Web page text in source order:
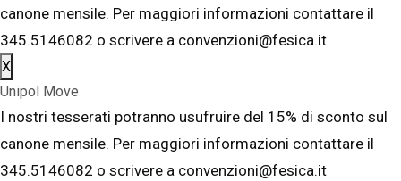
canone mensile. Per maggiori informazioni contattare il
345.5146082 o scrivere a convenzioni@fesica.it
X
Unipol Move
I nostri tesserati potranno usufruire del 15% di sconto sul
canone mensile. Per maggiori informazioni contattare il
345.5146082 o scrivere a convenzioni@fesica.it